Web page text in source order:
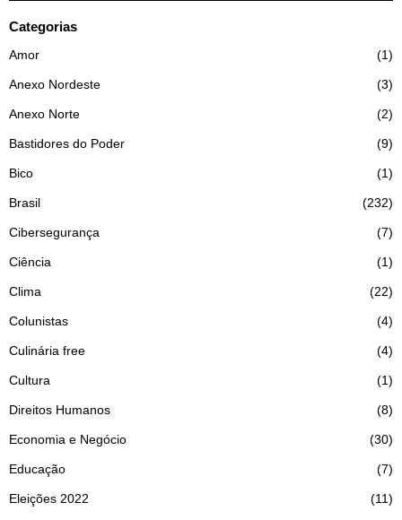
Categorias
Amor 1
Anexo Nordeste 3
Anexo Norte 2
Bastidores do Poder 9
Bico 1
Brasil 232
Cibersegurança 7
Ciência 1
Clima 22
Colunistas 4
Culinária free 4
Cultura 1
Direitos Humanos 8
Economia e Negócio 30
Educação 7
Eleições 2022 11